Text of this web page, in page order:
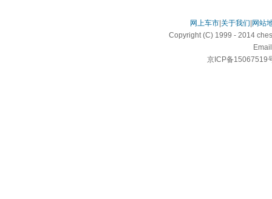
网上车市 关于我们 网站
Copyright (C) 1999 - 2014
京ICP备15067519